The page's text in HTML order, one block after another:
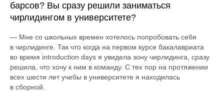
барсов? Вы сразу решили заниматься
чирлидингом в университете?
— Мне со школьных времен хотелось попробовать себя
в чирлидинге. Так что когда на первом курсе бакалавриата
во время introduction days я увидела зону чирлидинга, сразу
решила, что хочу к ним в команду. С тех пор на протяжении
всех шести лет учебы в университете я находилась
в сборной.